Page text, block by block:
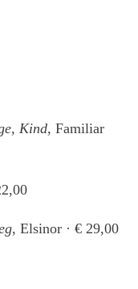
Kind, Familiar
, Elsinor · € 29,00